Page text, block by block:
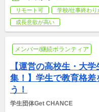
リモート可 学校/仕事終わり
成長意欲が高い
メンバー/継続ボランティア
【運営の高校生・大
集！】学生で教育格差
う！
学生団体Get CHANCE